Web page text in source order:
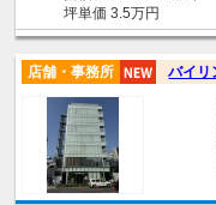
坪単価 3.5万円
店舗・事務所
バイリ